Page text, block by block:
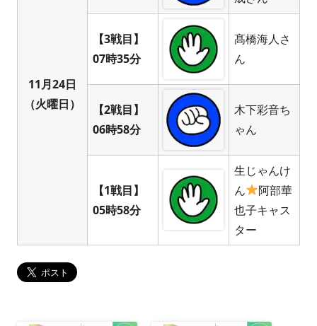
11月24日
（火曜日）
【3戦目】
07時35分
髙橋海人さ
ん
【2戦目】
06時58分
木下彩音ち
ゃん
【1戦目】
05時58分
生じゃんけ
ん
阿部華
也子キャス
ター